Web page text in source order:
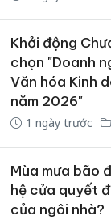
Khởi động
chọn "Doanh
Văn hóa Kinh
năm 2026"
1 ngày trước
Mùa mưa bão
hệ cửa quyết
của ngôi nhà?